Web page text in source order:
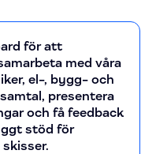
för att
med våra
el-, bygg- och
presentera
och få feedback
stöd för